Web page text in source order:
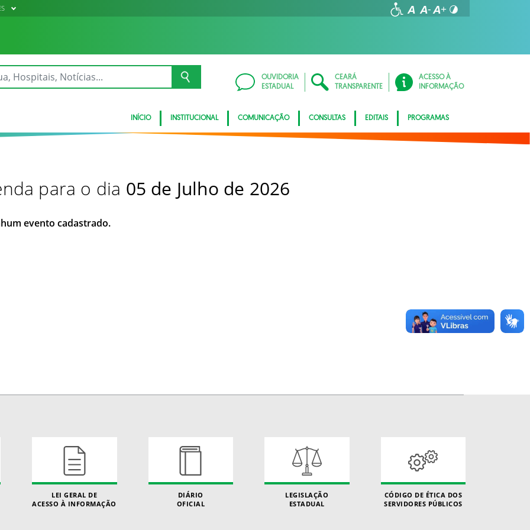
OUVIDORIA
ESTADUAL
CEARÁ
TRANSPARENTE
ACESSO À
INFORMAÇÃO
INÍCIO INSTITUCIONAL COMUNICAÇÃO CONSULTAS EDITAIS PROGRAMAS
para o dia 05 de Julho de 2026
evento cadastrado.
LEI GERAL DE
ACESSO À INFORMAÇÃO
DIÁRIO
OFICIAL
LEGISLAÇÃO
ESTADUAL
CÓDIGO DE ÉTICA DOS
SERVIDORES PÚBLICOS